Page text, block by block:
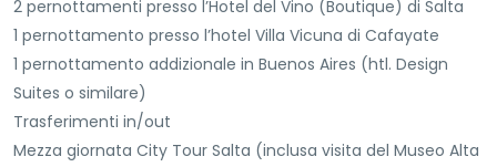
2 pernottamenti presso l’Hotel del Vino (Boutique) di Salta
1 pernottamento presso l’hotel Villa Vicuna di Cafayate
1 pernottamento addizionale in Buenos Aires (htl. Design
Suites o similare)
Trasferimenti in/out
Mezza giornata City Tour Salta (inclusa visita del Museo Alta